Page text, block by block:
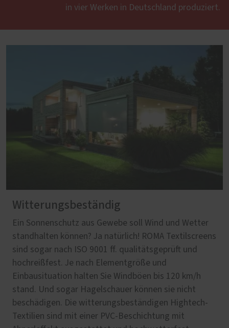
in vier Werken in Deutschland produziert.
Witterungsbeständig
Ein Sonnenschutz aus Gewebe soll Wind und Wetter
standhalten können? Ja natürlich! ROMA Textilscreens
sind sogar nach ISO 9001 ff. qualitätsgeprüft und
hochreißfest. Je nach Elementgröße und
Einbausituation halten Sie Windböen bis 120 km/h
stand. Und sogar Hagelschauer können sie nicht
beschädigen. Die witterungsbeständigen Hightech-
Textilien sind mit einer PVC-Beschichtung mit